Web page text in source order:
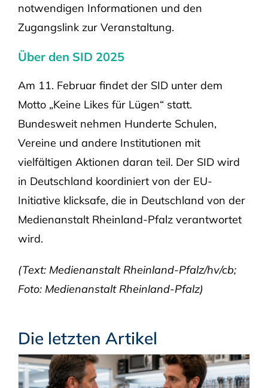
notwendigen Informationen und den
Zugangslink zur Veranstaltung.
Über den SID 2025
Am 11. Februar findet der SID unter dem
Motto „Keine Likes für Lügen“ statt.
Bundesweit nehmen Hunderte Schulen,
Vereine und andere Institutionen mit
vielfältigen Aktionen daran teil. Der SID wird
in Deutschland koordiniert von der EU-
Initiative klicksafe, die in Deutschland von der
Medienanstalt Rheinland-Pfalz verantwortet
wird.
(Text: Medienanstalt Rheinland-Pfalz/hv/cb;
Foto: Medienanstalt Rheinland-Pfalz)
Die letzten Artikel